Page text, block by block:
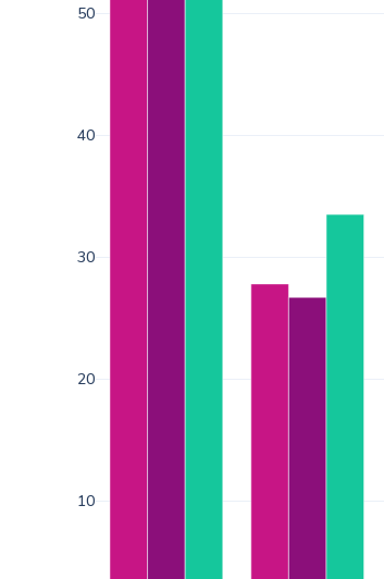
10
20
30
40
50